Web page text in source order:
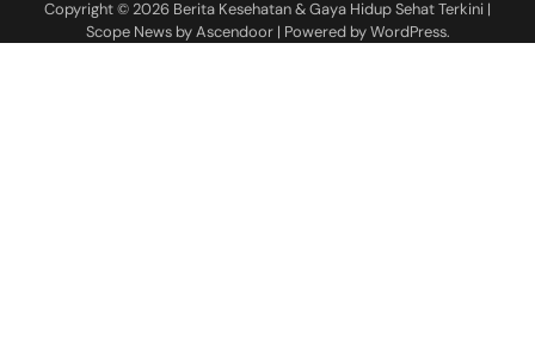
Copyright © 2026 Berita Kesehatan & Gaya Hidup Sehat Terkini |
Scope News byAscendoor| Powered byWordPress.